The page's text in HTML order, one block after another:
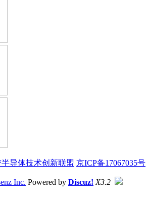
导体技术创新联盟 京ICP备17067035号
Inc. Powered by Discuz! X3.2